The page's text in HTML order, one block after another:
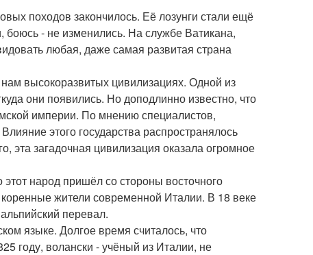
походов закончилось. Её лозунги стали ещё
- не изменились. На службе Ватикана,
любая, даже самая развитая страна
высокоразвитых цивилизациях. Одной из
они появились. Но доподлинно известно, что
империи. По мнению специалистов,
этого государства распространялось
эта загадочная цивилизация оказала огромное
этот народ пришёл со стороны восточного
жители современной Италии. В 18 веке
перевал.
языке. Долгое время считалось, что
году, волански - учёный из Италии, не